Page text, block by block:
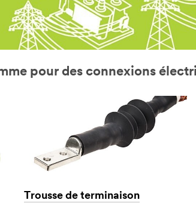
pour des connexions
Trousse de terminaison